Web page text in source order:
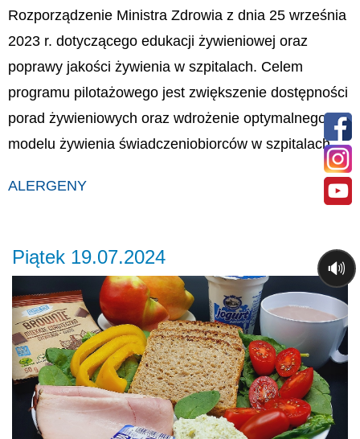
Rozporządzenie Ministra Zdrowia z dnia 25 września
2023 r. dotyczącego edukacji żywieniowej oraz
poprawy jakości żywienia w szpitalach. Celem
programu pilotażowego jest zwiększenie dostępności
porad żywieniowych oraz wdrożenie optymalnego
modelu żywienia świadczeniobiorców w szpitalach.
ALERGENY
Piątek 19.07.2024
Previous
🔊